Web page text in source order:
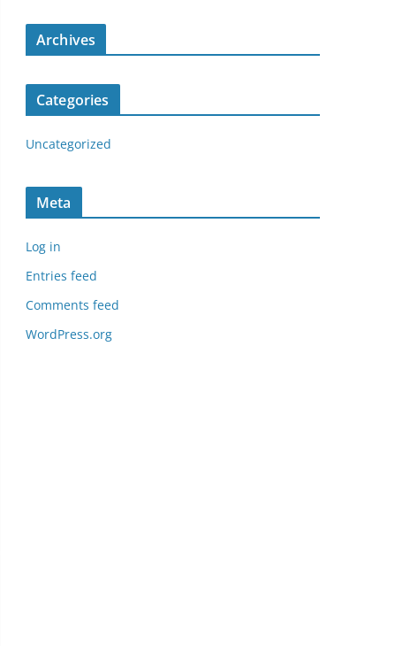
Archives
Categories
Uncategorized
Meta
Log in
Entries feed
Comments feed
WordPress.org